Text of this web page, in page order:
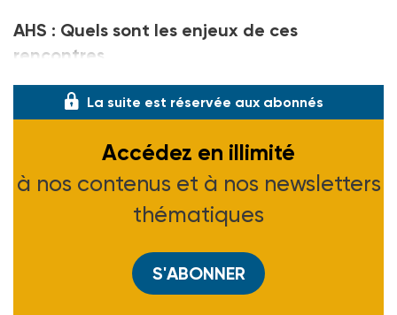
AHS : Quels sont les enjeux de ces
rencontres
La suite est réservée aux abonnés
Accédez en illimité
à nos contenus et à nos newsletters
thématiques
S'ABONNER